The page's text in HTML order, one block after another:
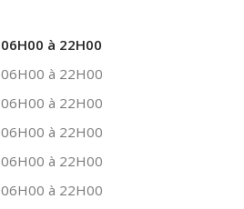
06H00 à 22H00
06H00 à 22H00
06H00 à 22H00
06H00 à 22H00
06H00 à 22H00
06H00 à 22H00